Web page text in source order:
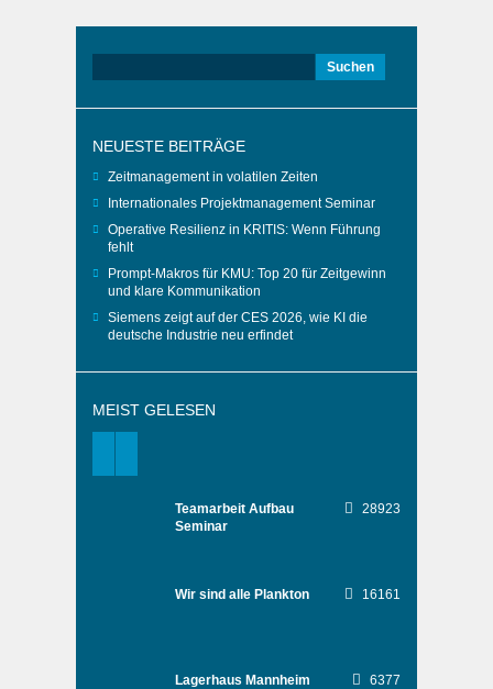
nach:
NEUESTE BEITRÄGE
Zeitmanagement in volatilen Zeiten
Internationales Projektmanagement Seminar
Operative Resilienz in KRITIS: Wenn Führung
fehlt
Prompt-Makros für KMU: Top 20 für Zeitgewinn
und klare Kommunikation
Siemens zeigt auf der CES 2026, wie KI die
deutsche Industrie neu erfindet
MEIST GELESEN
Teamarbeit Aufbau
Seminar
28923
Wir sind alle Plankton 16161
Lagerhaus Mannheim 6377